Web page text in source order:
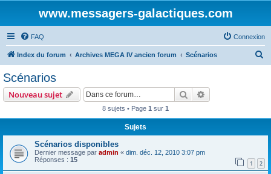
www.messagers-galactiques.com
FAQ Connexion
Index du forum Archives MEGA IV ancien forum Scénarios
e
Scénarios
Nouveau sujet Rechercher
8 sujets • Page 1 sur 1
Sujets
Scénarios disponibles
Dernier message par admin « dim. déc. 12, 2010 3:07 pm
Réponses : 15 1 2